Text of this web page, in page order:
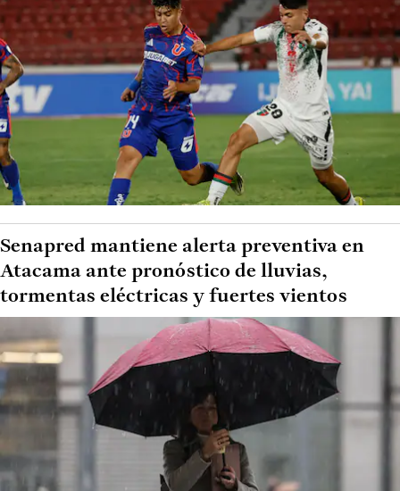
Senapred mantiene alerta preventiva en
Atacama ante pronóstico de lluvias,
tormentas eléctricas y fuertes vientos